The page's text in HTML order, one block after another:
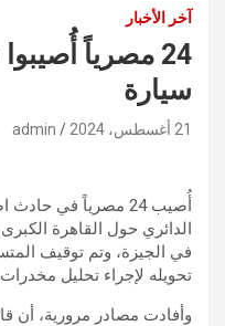
آخر الأخبار
سيارة
21 أغسطس، 2024 admin
الدائري حول القاهرة
في الجيزة، وتم توقيف
تحويله لإجراء تحليل
وأفادت مصادر مرورية، أن